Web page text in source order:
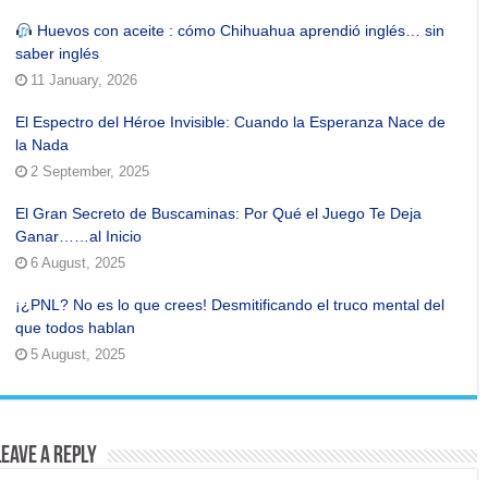
Huevos con aceite : cómo Chihuahua aprendió inglés… sin
saber inglés
11 January, 2026
El Espectro del Héroe Invisible: Cuando la Esperanza Nace de
la Nada
2 September, 2025
El Gran Secreto de Buscaminas: Por Qué el Juego Te Deja
Ganar……al Inicio
6 August, 2025
¡¿PNL? No es lo que crees! Desmitificando el truco mental del
que todos hablan
5 August, 2025
a Reply